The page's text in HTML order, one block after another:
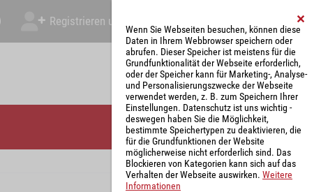
Registrieren und Angebot abgeben Mein Account
Wenn Sie Webseiten besuchen, können diese
Daten in Ihrem Webbrowser speichern oder
abrufen. Dieser Speicher ist meistens für die
Grundfunktionalität der Webseite erforderlich,
oder der Speicher kann für Marketing-, Analyse-
und Personalisierungszwecke der Webseite
verwendet werden, z. B. zum Speichern Ihrer
Einstellungen. Datenschutz ist uns wichtig -
deswegen haben Sie die Möglichkeit,
bestimmte Speichertypen zu deaktivieren, die
für die Grundfunktionen der Website
möglicherweise nicht erforderlich sind. Das
Blockieren von Kategorien kann sich auf das
Verhalten der Webseite auswirken. Weitere
Informationen